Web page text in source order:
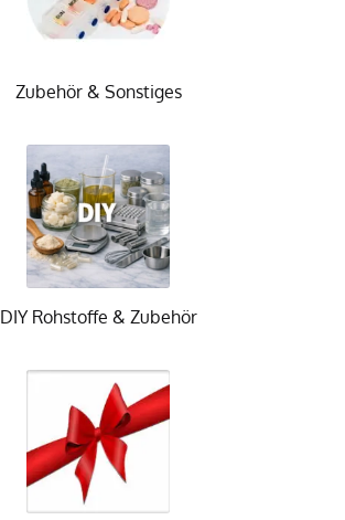
Zubehör & Sonstiges
DIY Rohstoffe & Zubehör